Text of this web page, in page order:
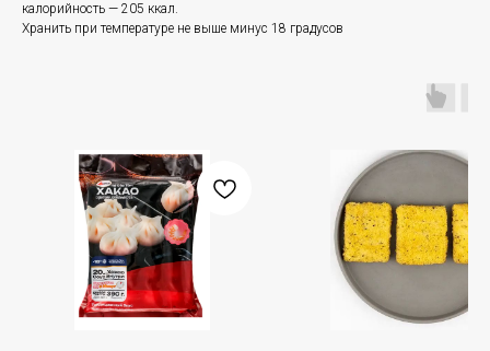
калорийность — 205 ккал.
Хранить при температуре не выше минус 18 градусов